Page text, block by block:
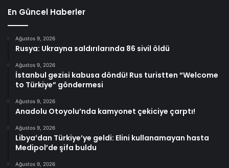
En Güncel Haberler
Ağustos 9, 2026
Rusya: Ukrayna saldırılarında 86 sivil öldü
Ağustos 9, 2026
İstanbul gezisi kabusa döndü! Rus turistten “Welcome
to Türkiye” göndermesi
Ağustos 9, 2026
Anadolu Otoyolu’nda kamyonet çekiciye çarptı!
Ağustos 9, 2026
Libya’dan Türkiye’ye geldi: Elini kullanamayan hasta
Medipol’de şifa buldu
Ağustos 9, 2026